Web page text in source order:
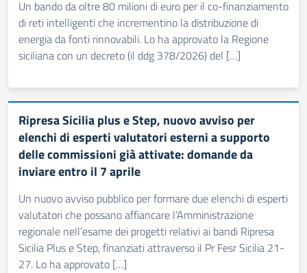
Un bando da oltre 80 milioni di euro per il co-finanziamento
di reti intelligenti che incrementino la distribuzione di
energia da fonti rinnovabili. Lo ha approvato la Regione
siciliana con un decreto (il ddg 378/2026) del […]
Ripresa Sicilia plus e Step, nuovo avviso per
elenchi di esperti valutatori esterni a supporto
delle commissioni già attivate: domande da
inviare entro il 7 aprile
Un nuovo avviso pubblico per formare due elenchi di esperti
valutatori che possano affiancare l’Amministrazione
regionale nell’esame dei progetti relativi ai bandi Ripresa
Sicilia Plus e Step, finanziati attraverso il Pr Fesr Sicilia 21-
27. Lo ha approvato […]